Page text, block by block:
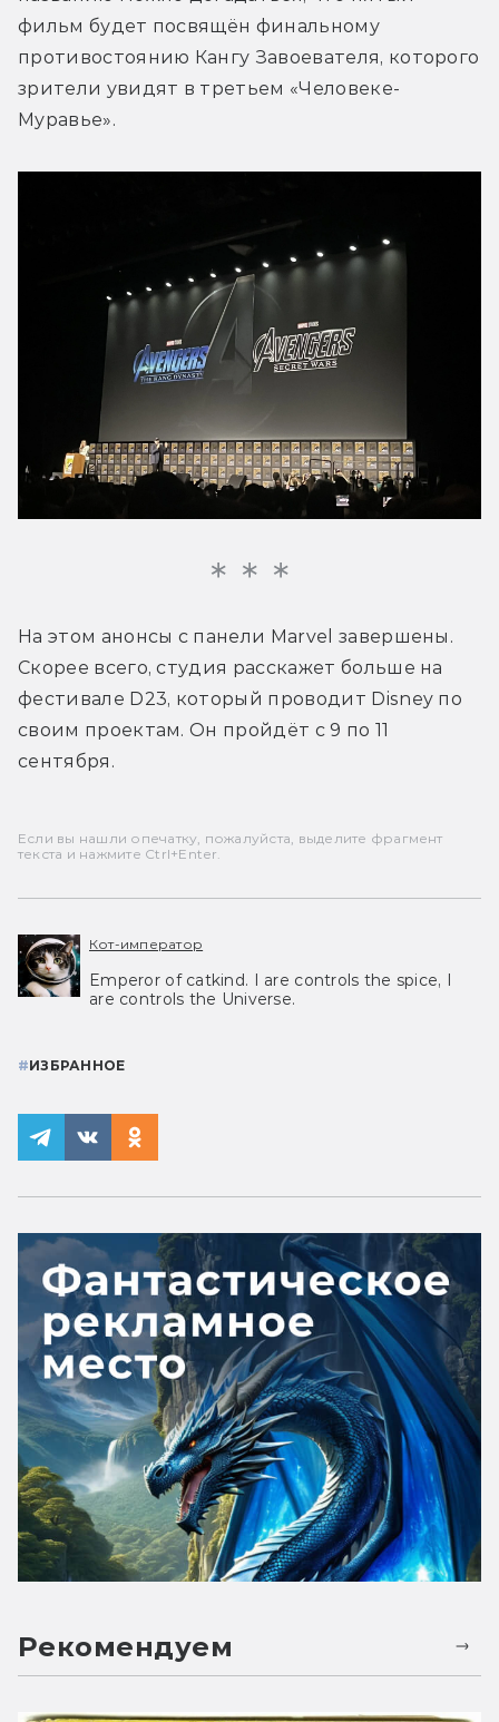
фильм будет посвящён финальному
противостоянию Кангу Завоевателя, которого
зрители увидят в третьем «Человеке-
Муравье».
На этом анонсы с панели Marvel завершены.
Скорее всего, студия расскажет больше на
фестивале D23, который проводит Disney по
своим проектам. Он пройдёт с 9 по 11
сентября.
Если вы нашли опечатку, пожалуйста, выделите фрагмент
текста и нажмите Ctrl+Enter.
Кот-император
Emperor of catkind. I are controls the spice, I
are controls the Universe.
#ИЗБРАННОЕ
Рекомендуем